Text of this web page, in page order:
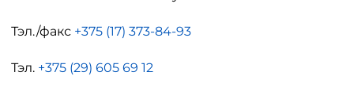
Тэл./факс +375 (17) 373-84-93
Тэл. +375 (29) 605 69 12